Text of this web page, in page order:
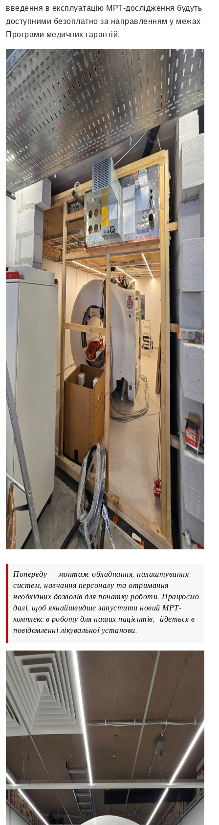
введення в експлуатацію МРТ-дослідження будуть
доступними безоплатно за направленням у межах
Програми медичних гарантій.
Попереду — монтаж обладнання, налаштування
систем, навчання персоналу та отримання
необхідних дозволів для початку роботи. Працюємо
далі, щоб якнайшвидше запустити новий МРТ-
комплекс в роботу для наших пацієнтів,- йдеться в
повідомленні лікувальної установи.